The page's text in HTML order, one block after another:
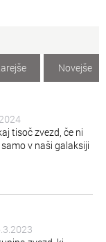
Novejše
tisoč zvezd, če ni
v naši galaksiji